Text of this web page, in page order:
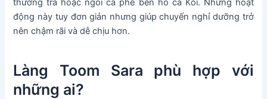
thưởng trà hoặc ngồi cà phê bên hồ cá Koi. Những hoạt
động này tuy đơn giản nhưng giúp chuyến nghỉ dưỡng trở
nên chậm rãi và dễ chịu hơn.
Làng Toom Sara phù hợp với
những ai?